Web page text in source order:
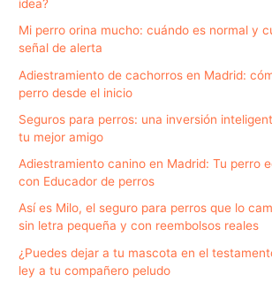
idea?
Mi perro orina mucho: cuándo es normal y
señal de alerta
Adiestramiento de cachorros en Madrid:
perro desde el inicio
Seguros para perros: una inversión
tu mejor amigo
Adiestramiento canino en Madrid: Tu perro
con Educador de perros
Así es Milo, el seguro para perros que lo
sin letra pequeña y con reembolsos reales
¿Puedes dejar a tu mascota en el
ley a tu compañero peludo